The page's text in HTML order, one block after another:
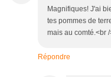
Magnifiques! J'ai
tes pommes de
mais au comté.<br
Répondre